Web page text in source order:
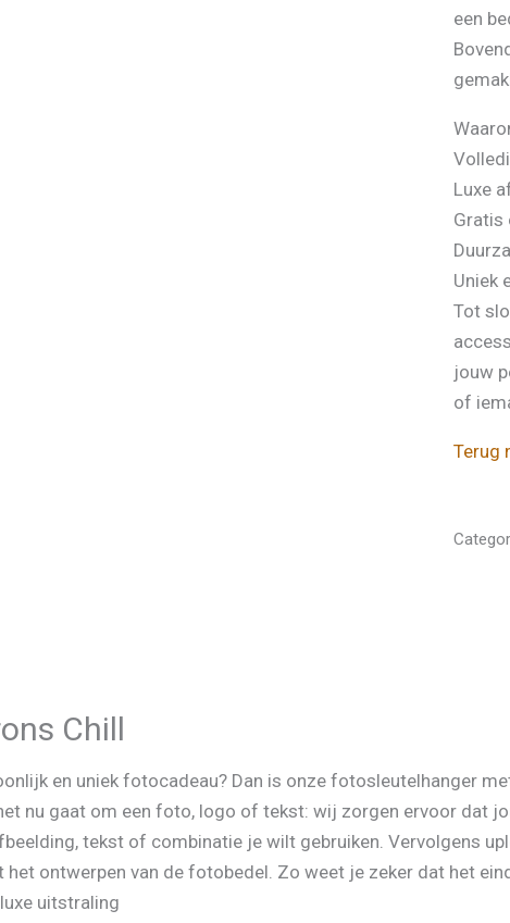
een
Luxe
Gratis
Uniek
Tot
jouw
of
Terug
Chill
en uniek fotocadeau? Dan is onze fotosleutelhanger
nu gaat om een foto, logo of tekst: wij zorgen ervoor dat
tekst of combinatie je wilt gebruiken. Vervolgens
ontwerpen van de fotobedel. Zo weet je zeker dat het
uitstraling